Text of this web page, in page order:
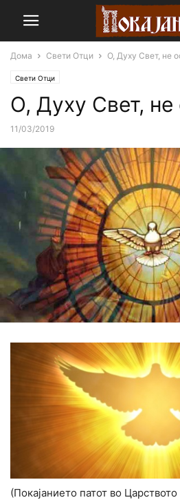
Дома Свети Отци О, Духу Свет, не
Свети Отци
О, Духу Свет, не
11/03/2019
(Покајанието патот во